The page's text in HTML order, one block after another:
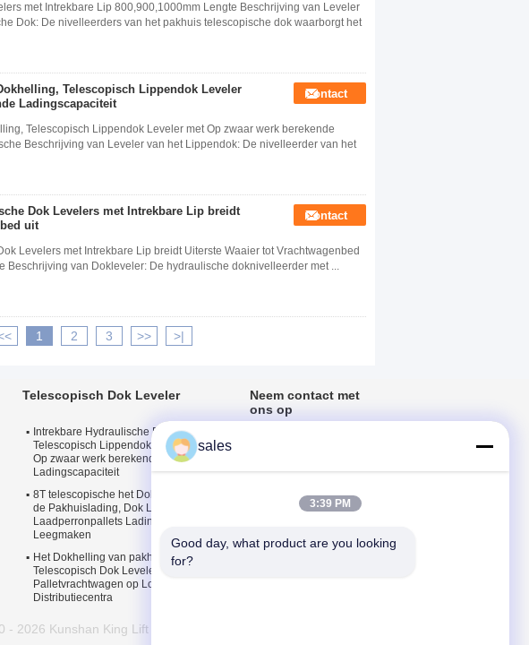
met Intrekbare Lip 800,900,1000mm Lengte Beschrijving van Leveler
Dok: De nivelleerders van het pakhuis telescopische dok waarborgt het
Telescopisch Lippendok Leveler
Ladingscapaciteit
Contact
Telescopisch Lippendok Leveler met Op zwaar werk berekende
Beschrijving van Leveler van het Lippendok: De nivelleerder van het
Dok Levelers met Intrekbare Lip breidt
uit
Contact
Levelers met Intrekbare Lip breidt Uiterste Waaier tot Vrachtwagenbed
Beschrijving van Dokleveler: De hydraulische doknivelleerder met ...
1 2 3 >> >|
Telescopisch Dok Leveler
Intrekbare Hydraulische Dokhelling,
Telescopisch Lippendok Leveler met
Op zwaar werk berekende
Ladingscapaciteit
8T telescopische het Dokhellingen van
de Pakhuislading, Dok Leveler voor
Laadperronpallets Lading en het
Leegmaken
Het Dokhelling van pakhuistescopic,
Telescopisch Dok Leveler voor
Palletvrachtwagen op Logistische
Distributiecentra
Neem contact met
ons op
Mobiele site
2026 Kunshan King Lift Equipment Co., Ltd. All Rights
sales
3:39 PM
Good day, what product are you looking
for?